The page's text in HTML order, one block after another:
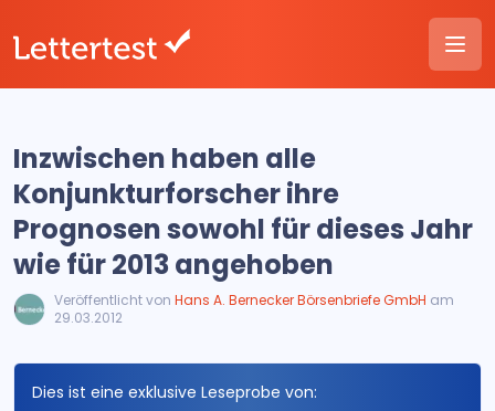
Inzwischen haben alle
Konjunkturforscher ihre
Prognosen sowohl für dieses Jahr
wie für 2013 angehoben
Veröffentlicht vonHans A. Bernecker Börsenbriefe GmbH am
29.03.2012
Dies ist eine exklusive Leseprobe von: